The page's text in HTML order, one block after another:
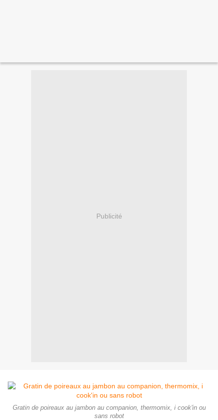
Publicité
Gratin de poireaux au jambon au companion, thermomix, i cook'in ou
sans robot